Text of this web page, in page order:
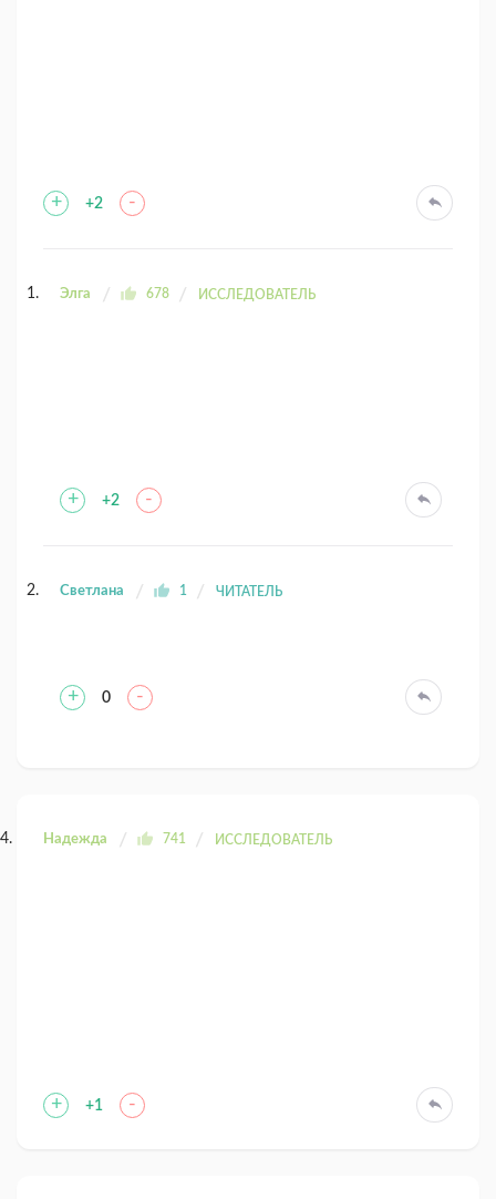
+ +2 -
Элга 678 ИССЛЕДОВАТЕЛЬ
+ +2 -
Светлана 1 ЧИТАТЕЛЬ
+ 0 -
Надежда 741 ИССЛЕДОВАТЕЛЬ
+ +1 -